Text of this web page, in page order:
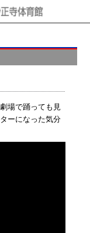
場で踊っても見
ーになった気分